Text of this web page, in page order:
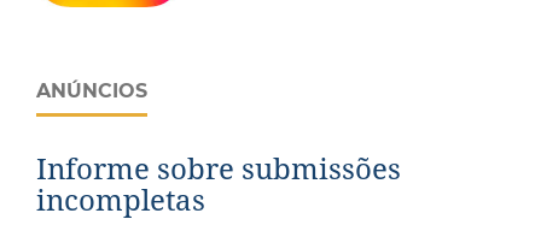
ANÚNCIOS
Informe sobre submissões
incompletas